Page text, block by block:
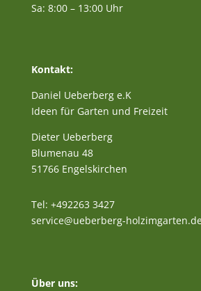
Sa: 8:00 – 13:00 Uhr
Kontakt:
Daniel Ueberberg e.K
Ideen für Garten und Freizeit
Dieter Ueberberg
Blumenau 48
51766 Engelskirchen
Tel: +492263 3427
service@ueberberg-
Über uns: